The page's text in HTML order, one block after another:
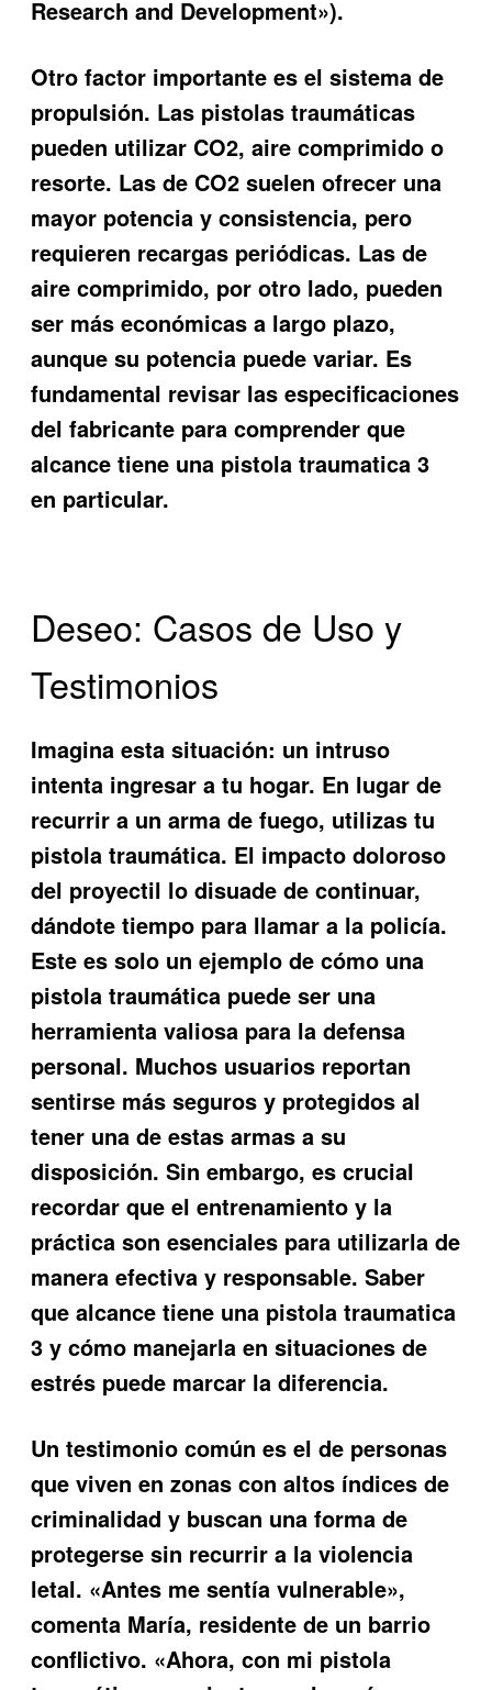
Research and Development»).
Otro factor importante es el sistema de
propulsión. Las pistolas traumáticas
pueden utilizar CO2, aire comprimido o
resorte. Las de CO2 suelen ofrecer una
mayor potencia y consistencia, pero
requieren recargas periódicas. Las de
aire comprimido, por otro lado, pueden
ser más económicas a largo plazo,
aunque su potencia puede variar. Es
fundamental revisar las especificaciones
del fabricante para comprenderque
alcance tiene una pistola traumatica 3
en particular.
Deseo: Casos de Uso y
Testimonios
Imagina esta situación: un intruso
intenta ingresar a tu hogar. En lugar de
recurrir a un arma de fuego, utilizas tu
pistola traumática. El impacto doloroso
del proyectil lo disuade de continuar,
dándote tiempo para llamar a la policía.
Este es solo un ejemplo de cómo una
pistola traumática puede ser una
herramienta valiosa para la defensa
personal. Muchos usuarios reportan
sentirse más seguros y protegidos al
tener una de estas armas a su
disposición. Sin embargo, es crucial
recordar que el entrenamiento y la
práctica son esenciales para utilizarla de
manera efectiva y responsable. Saber
que alcance tiene una pistola traumatica
3 y cómo manejarla en situaciones de
estrés puede marcar la diferencia.
Un testimonio común es el de personas
que viven en zonas con altos índices de
criminalidad y buscan una forma de
protegerse sin recurrir a la violencia
letal. «Antes me sentía vulnerable»,
comenta María, residente de un barrio
conflictivo. «Ahora, con mi pistola